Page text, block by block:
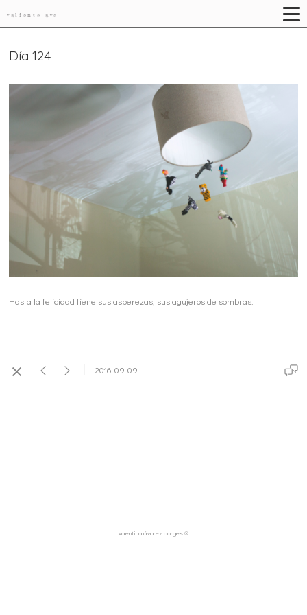
valiente ave
Día 124
Hasta la felicidad tiene sus asperezas, sus agujeros de sombras.
2016-09-09
valentina álvarez borges ®